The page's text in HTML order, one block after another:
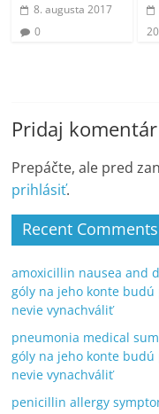
8. augusta 2017
0
Pridaj komentár
Prepáčte, ale pred
prihlásiť.
Recent Comments
amoxicillin nausea and
góly na jeho konte
nevie vynachváliť
pneumonia medical
góly na jeho konte
nevie vynachváliť
penicillin allergy